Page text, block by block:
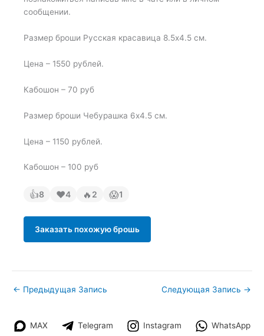
сообщении.
Размер броши Русская красавица 8.5х4.5 см.
Цена – 1550 рублей.
Кабошон – 70 руб
Размер броши Чебурашка 6х4.5 см.
Цена – 1150 рублей.
Кабошон – 100 руб
👍8 ❤4 🔥 2 😱1
Заказать похожую брошь
← Предыдущая Запись Следующая Запись →
MAX Telegram Instagram WhatsApp